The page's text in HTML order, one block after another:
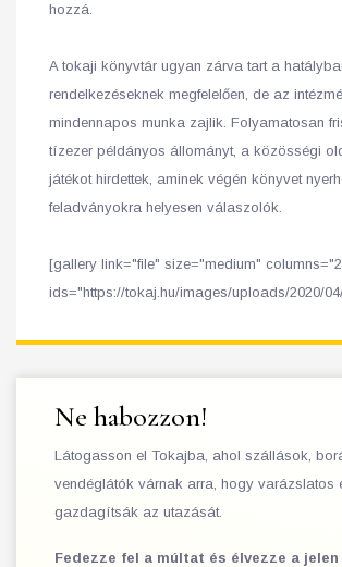
hozzá.
A tokaji könyvtár ugyan zárva tart a
rendelkezéseknek megfelelően, de az
mindennapos munka zajlik. Folyamatosan
tízezer példányos állományt, a közösségi
játékot hirdettek, aminek végén könyvet
feladványokra helyesen válaszolók.
[gallery link="file" size="medium"
ids="https://tokaj.hu/images/uploads/2020/
Ne habozzon!
Látogasson el Tokajba, ahol szállások,
vendéglátók várnak arra, hogy varázslatos
gazdagítsák az utazását.
Fedezze fel a múltat és élvezze a